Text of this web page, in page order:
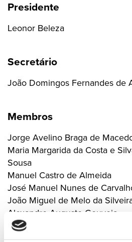
Presidente
Leonor Beleza
Secretário
João Domingos Fernandes de
Membros
Jorge Avelino Braga de
Maria Margarida da Costa e
Sousa
Manuel Castro de Almeida
José Manuel Nunes de
João Miguel de Melo da
Alexandre Augusto Gouveia
Manuel Rodrigues Gonçalves